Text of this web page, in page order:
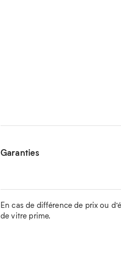
Garanties
En cas de différence de prix ou
de vitre prime.